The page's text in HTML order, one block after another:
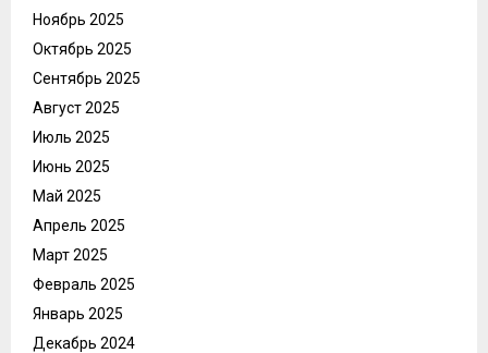
Ноябрь 2025
Октябрь 2025
Сентябрь 2025
Август 2025
Июль 2025
Июнь 2025
Май 2025
Апрель 2025
Март 2025
Февраль 2025
Январь 2025
Декабрь 2024